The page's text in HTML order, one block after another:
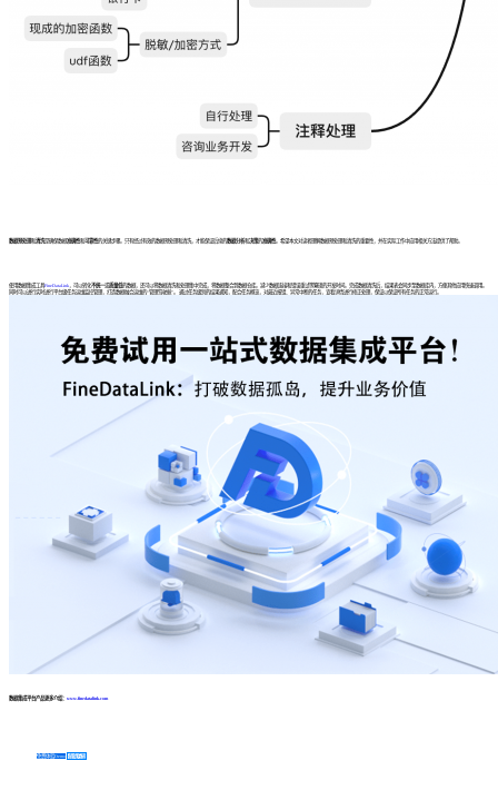
数据预处理 和 清洗是确保数据 准确性和 可靠性的关键步骤。只有经过有效的数据预处理和清洗，才能保证后续的 数据分析和 决策的准确性。希望本文对读者理解数据预处理和清洗的重要性，并在实际工作中应用相关方法提供了帮助。
使用数据集成工具FineDataLink ，可以转化不统一或质量低的数据，还可以将数据清洗和处理集中完成，将数据整合到数据仓库。减少数据连接和错误重试等繁琐的开发时间。完成数据清洗后，结果表会同步至数据库内，方便其他应用快速调用。
同时可以进行实时进行平台级任务运维监控管理，打造数据融合运维的“管理驾驶舱”。 通过任务级别的结果通知，配合任务概览，对最近报错、异常中断的任务，查看详情进行修正处理，保证以保证所有任务的正常运行。
数据集成平台产品更多介绍： www.finedatalink.com
免费体验Demo 咨询方案